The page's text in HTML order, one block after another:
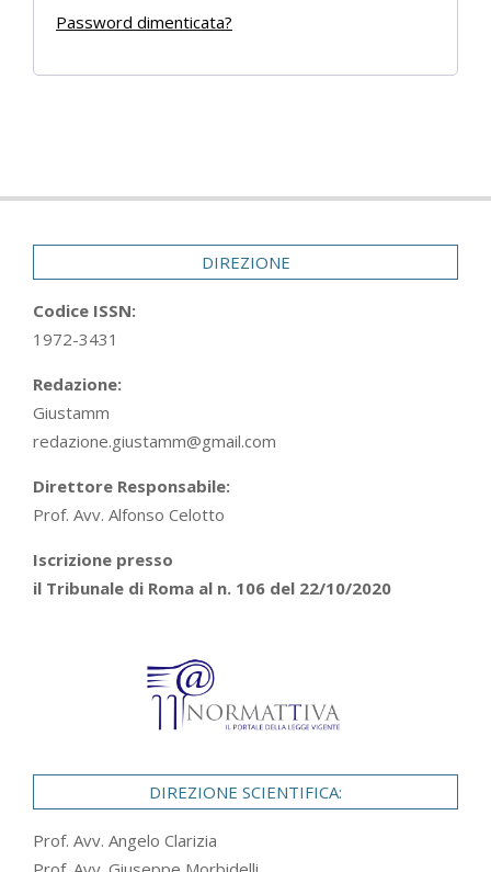
Password dimenticata?
05-
DIREZIONE
Codice ISSN:
1972-3431
Redazione:
Giustamm
redazione.giustamm@gmail.com
Direttore Responsabile:
Prof. Avv. Alfonso Celotto
Iscrizione presso
il Tribunale di Roma al n. 106 del 22/10/2020
DIREZIONE SCIENTIFICA:
Prof. Avv. Angelo Clarizia